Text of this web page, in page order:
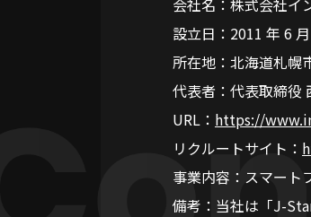
会社名：株式会社イ
設立日：2011 年 6
所在地：北海道札幌
代表者：代表取締役
URL： https://
リクルートサイト：
事業内容：スマート
備考：当社は「J-